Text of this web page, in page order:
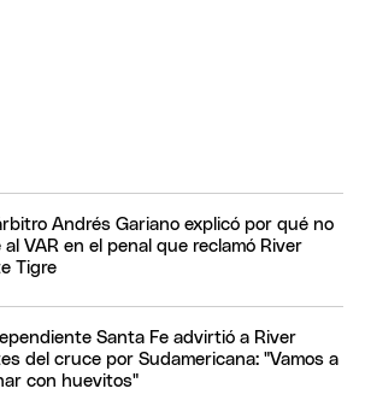
Andrés Gariano explicó por qué no
al VAR en el penal que reclamó River
Tigre
Santa Fe advirtió a River
del cruce por Sudamericana: "Vamos a
con huevitos"